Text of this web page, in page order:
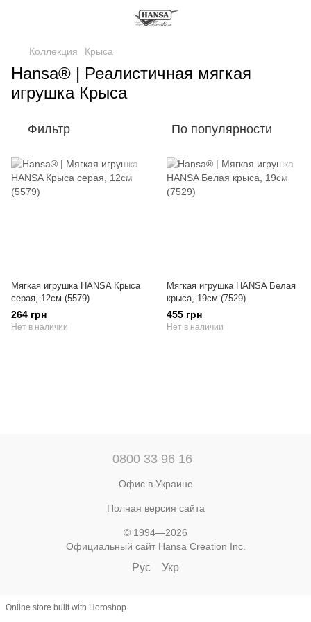
Коллекция Крыса
Hansa® | Реалистичная мягкая
игрушка Крыса
Фильтр По популярности
Мягкая игрушка HANSA Крыса
серая, 12см (5579)
264 грн
Нет в наличии
Мягкая игрушка HANSA Белая
крыса, 19см (7529)
455 грн
Нет в наличии
0800 33 96 16
Офис в Украине
Полная версия сайта
© 1994—2026
Официальный сайт Hansa Creation Inc.
Рус Укр
Online store built with Horoshop